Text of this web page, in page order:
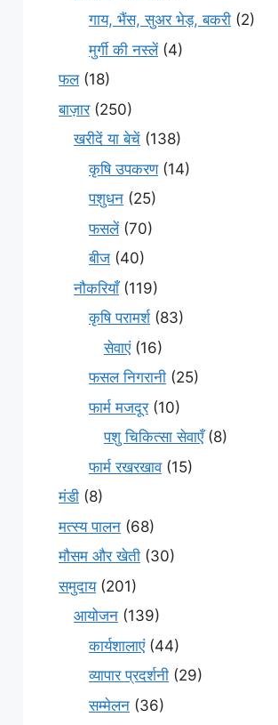
गाय, भैंस, सुअर भेड़, बकरी (2)
मुर्गी की नस्लें(4)
फल(18)
बाज़ार(250)
खरीदें या बेचें (138)
कृषि उपकरण(14)
पशुधन (25)
फसलें(70)
बीज (40)
नौकरियाँ(119)
कृषि परामर्श(83)
सेवाएं(16)
फसल निगरानी (25)
फार्म मजदूर(10)
पशु चिकित्सा सेवाएँ(8)
फार्म रखरखाव(15)
मंडी (8)
मत्स्य पालन (68)
मौसम और खेती (30)
समुदाय(201)
आयोजन (139)
कार्यशालाएं(44)
व्यापार प्रदर्शनी (29)
सम्मेलन (36)